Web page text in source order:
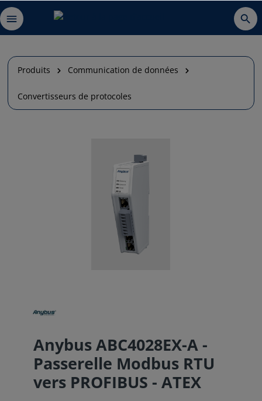
Produits Communication de données
Convertisseurs de protocoles
Anybus ABC4028EX-A -
Passerelle Modbus RTU
vers PROFIBUS - ATEX